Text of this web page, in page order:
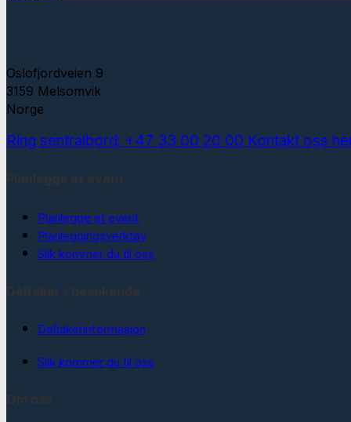
Oslofjordveien 9
3159 Melsomvik
Norge
Ring sentralbord: +47 33 00 20 00 Kontakt oss
Planlegge et event
Planleggingsverktøy
Slik kommer du til oss
Deltakerinformasjon
Slik kommer du til oss